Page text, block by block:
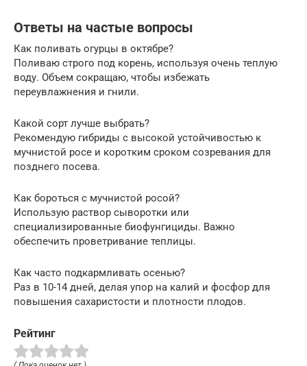
Ответы на частые вопросы
Как поливать огурцы в октябре?
Поливаю строго под корень, используя очень теплую
воду. Объем сокращаю, чтобы избежать
переувлажнения и гнили.
Какой сорт лучше выбрать?
Рекомендую гибриды с высокой устойчивостью к
мучнистой росе и коротким сроком созревания для
позднего посева.
Как бороться с мучнистой росой?
Использую раствор сыворотки или
специализированные биофунгициды. Важно
обеспечить проветривание теплицы.
Как часто подкармливать осенью?
Раз в 10-14 дней, делая упор на калий и фосфор для
повышения сахаристости и плотности плодов.
Рейтинг